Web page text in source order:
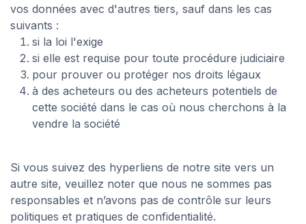
vos données avec d'autres tiers, sauf dans les cas
suivants :
si la loi l'exige
si elle est requise pour toute procédure judiciaire
pour prouver ou protéger nos droits légaux
à des acheteurs ou des acheteurs potentiels de
cette société dans le cas où nous cherchons à la
vendre la société
Si vous suivez des hyperliens de notre site vers un
autre site, veuillez noter que nous ne sommes pas
responsables et n’avons pas de contrôle sur leurs
politiques et pratiques de confidentialité.